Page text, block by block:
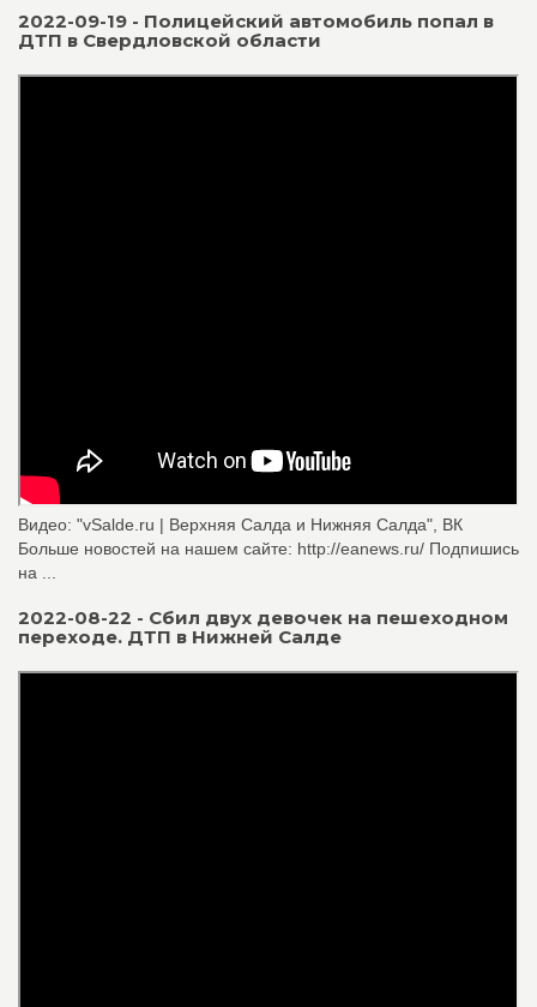
2022-09-19 - Полицейский автомобиль попал в
ДТП в Свердловской области
Видео: "vSalde.ru | Верхняя Салда и Нижняя Салда", ВК
Больше новостей на нашем сайте: http://eanews.ru/ Подпишись
на ...
2022-08-22 - Сбил двух девочек на пешеходном
переходе. ДТП в Нижней Салде